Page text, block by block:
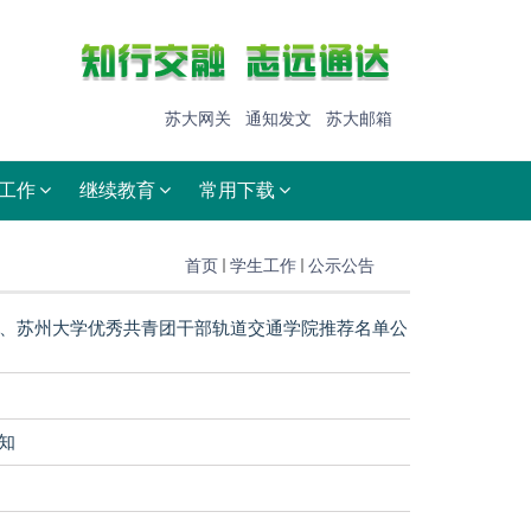
苏大网关 通知发文 苏大邮箱
作 继续教育 常用下载
首页 学生工作 公示公告
苏州大学优秀共青团干部轨道交通学院推荐名单公